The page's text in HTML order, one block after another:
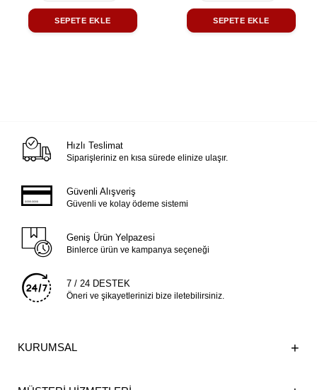
SEPETE EKLE SEPETE EKLE
Hızlı Teslimat
Siparişleriniz en kısa sürede elinize ulaşır.
Güvenli Alışveriş
Güvenli ve kolay ödeme sistemi
Geniş Ürün Yelpazesi
Binlerce ürün ve kampanya seçeneği
7 / 24 DESTEK
Öneri ve şikayetlerinizi bize iletebilirsiniz.
KURUMSAL